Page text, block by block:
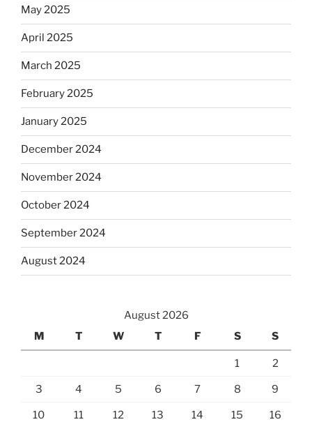
May 2025
April 2025
March 2025
February 2025
January 2025
December 2024
November 2024
October 2024
September 2024
August 2024
August 2026
M
T W T F S S
1 2
3 4 5 6 7 8 9
10 11 12 13 14 15 16